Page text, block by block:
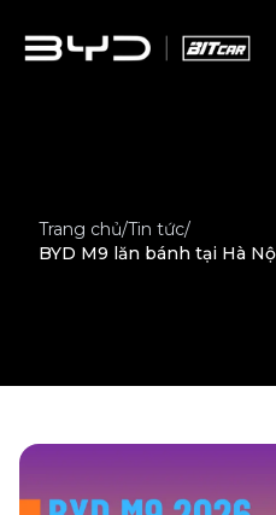
Trang chủ/Tin tức/
BYD M9 lăn bánh tại Hà